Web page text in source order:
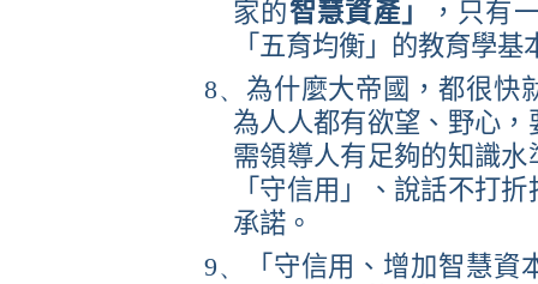
家的智慧資產」
，只有
「五育均衡」的教育學基
8、 為什麼大帝國，都很快
為人人都有欲望、野心
需領導人有足夠的知識水
「守信用」、說話不打
承諾。
9、
「守信用、增加智慧